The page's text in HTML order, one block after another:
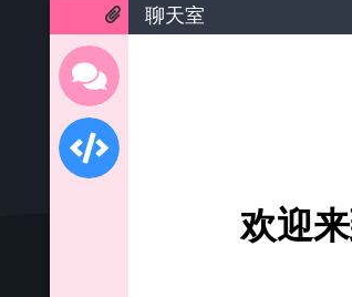
聊天室
欢迎